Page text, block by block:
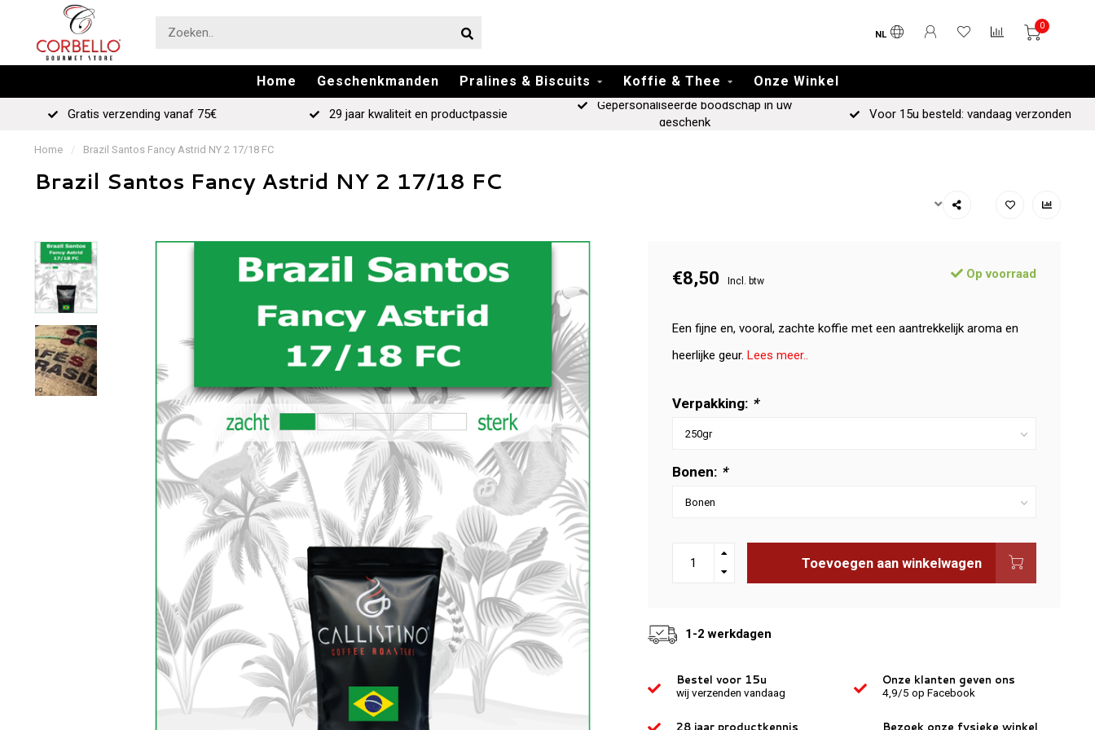
NL
0
Home Geschenkmanden Pralines & Biscuits Koffie & Thee Onze Winkel
Gratis verzending vanaf 75€ 29 jaar kwaliteit en productpassie
Gepersonaliseerde boodschap in uw
geschenk
Voor 15u besteld: vandaag verzonden
Home / Brazil Santos Fancy Astrid NY 2 17/18 FC
Brazil Santos Fancy Astrid NY 2 17/18 FC
€8,50 Incl. btw Op voorraad
Een fijne en, vooral, zachte koffie met een aantrekkelijk aroma en
heerlijke geur. Lees meer..
Verpakking: *
Bonen: *
Toevoegen aan winkelwagen
1-2 werkdagen
Bestel voor 15u
wij verzenden vandaag
Onze klanten geven ons
4,9/5 op Facebook
28 jaar productkennis Bezoek onze fysieke winkel